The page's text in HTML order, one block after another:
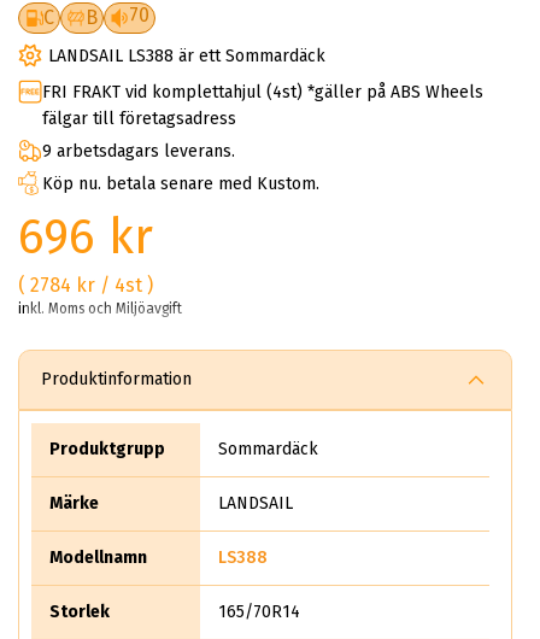
C B 70
LANDSAIL LS388 är ett Sommardäck
FRI FRAKT vid komplettahjul (4st) *gäller på ABS Wheels
fälgar till företagsadress
9 arbetsdagars leverans.
Köp nu. betala senare med Kustom.
696 kr
( 2784 kr / 4st )
inkl. Moms och Miljöavgift
Produktinformation
Produktgrupp Sommardäck
Märke LANDSAIL
Modellnamn LS388
Storlek 165/70R14